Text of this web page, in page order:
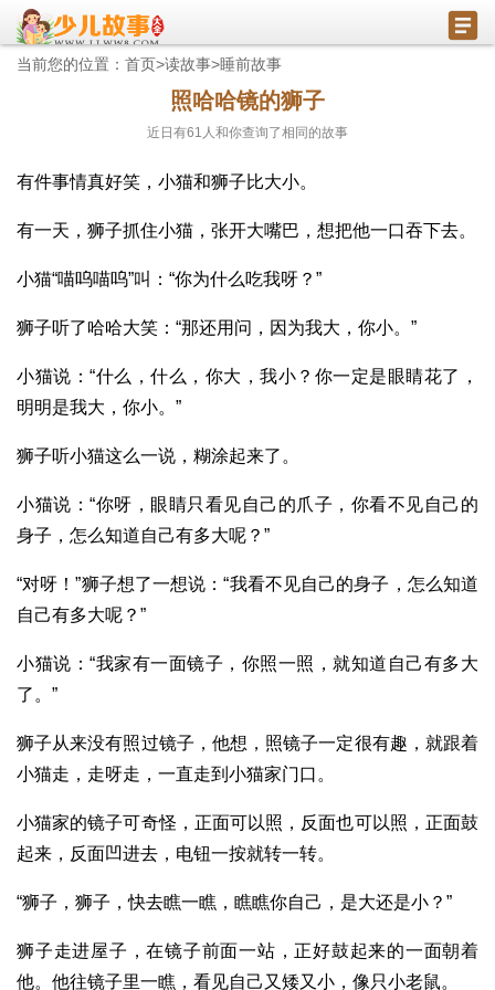
当前您的位置： 首页>读故事>睡前故事
照哈哈镜的狮子
近日有61 人和你查询了相同的故事
有件事情真好笑，小猫和狮子比大小。
有一天，狮子抓住小猫，张开大嘴巴，想把他一口吞下去。
小猫“喵呜喵呜”叫：“你为什么吃我呀？”
狮子听了哈哈大笑：“那还用问，因为我大，你小。”
小猫说：“什么，什么，你大，我小？你一定是眼睛花了，
明明是我大，你小。”
狮子听小猫这么一说，糊涂起来了。
小猫说：“你呀，眼睛只看见自己的爪子，你看不见自己的
身子，怎么知道自己有多大呢？”
“对呀！”狮子想了一想说：“我看不见自己的身子，怎么知道
自己有多大呢？”
小猫说：“我家有一面镜子，你照一照，就知道自己有多大
了。”
狮子从来没有照过镜子，他想，照镜子一定很有趣，就跟着
小猫走，走呀走，一直走到小猫家门口。
小猫家的镜子可奇怪，正面可以照，反面也可以照，正面鼓
起来，反面凹进去，电钮一按就转一转。
“狮子，狮子，快去瞧一瞧，瞧瞧你自己，是大还是小？”
狮子走进屋子，在镜子前面一站，正好鼓起来的一面朝着
他。他往镜子里一瞧，看见自己又矮又小，像只小老鼠。